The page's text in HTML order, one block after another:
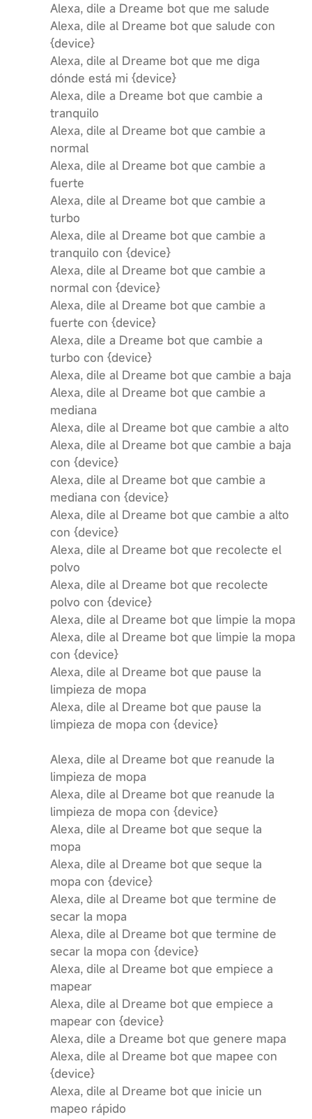
Alexa, dile a Dreame bot que me salude
Alexa, dile al Dreame bot que salude con
{device}
Alexa, dile al Dreame bot que me diga
dónde está mi {device}
Alexa, dile a Dreame bot que cambie a
tranquilo
Alexa, dile al Dreame bot que cambie a
normal
Alexa, dile al Dreame bot que cambie a
fuerte
Alexa, dile al Dreame bot que cambie a
turbo
Alexa, dile al Dreame bot que cambie a
tranquilo con {device}
Alexa, dile al Dreame bot que cambie a
normal con {device}
Alexa, dile al Dreame bot que cambie a
fuerte con {device}
Alexa, dile a Dreame bot que cambie a
turbo con {device}
Alexa, dile al Dreame bot que cambie a baja
Alexa, dile al Dreame bot que cambie a
mediana
Alexa, dile al Dreame bot que cambie a alto
Alexa, dile al Dreame bot que cambie a baja
con {device}
Alexa, dile al Dreame bot que cambie a
mediana con {device}
Alexa, dile al Dreame bot que cambie a alto
con {device}
Alexa, dile al Dreame bot que recolecte el
polvo
Alexa, dile al Dreame bot que recolecte
polvo con {device}
Alexa, dile al Dreame bot que limpie la mopa
Alexa, dile al Dreame bot que limpie la mopa
con {device}
Alexa, dile al Dreame bot que pause la
limpieza de mopa
Alexa, dile al Dreame bot que pause la
limpieza de mopa con {device}
Alexa, dile al Dreame bot que reanude la
limpieza de mopa
Alexa, dile al Dreame bot que reanude la
limpieza de mopa con {device}
Alexa, dile al Dreame bot que seque la
mopa
Alexa, dile al Dreame bot que seque la
mopa con {device}
Alexa, dile al Dreame bot que termine de
secar la mopa
Alexa, dile al Dreame bot que termine de
secar la mopa con {device}
Alexa, dile al Dreame bot que empiece a
mapear
Alexa, dile al Dreame bot que empiece a
mapear con {device}
Alexa, dile a Dreame bot que genere mapa
Alexa, dile al Dreame bot que mapee con
{device}
Alexa, dile al Dreame bot que inicie un
mapeo rápido